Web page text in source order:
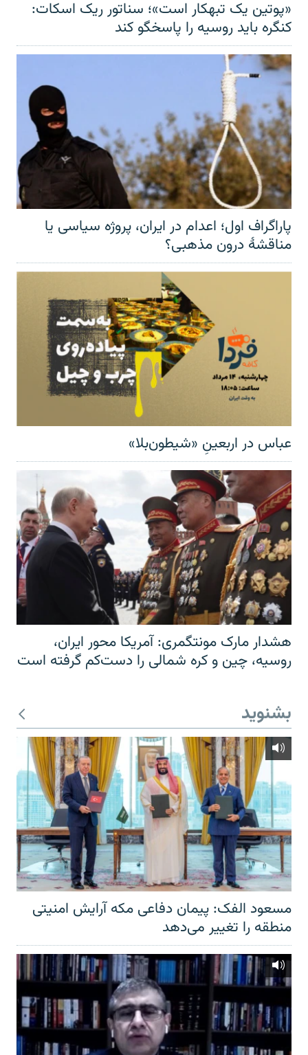
«پوتین یک تبهکار است»؛ سناتور ریک اسکات:
کنگره باید روسیه را پاسخگو کند
پاراگراف اول؛ اعدام در ایران، پروژه سیاسی یا
مناقشهٔ درون مذهبی؟
عباس در اربعینِ «شیطون‌بلا»
هشدار مارک مونتگمری: آمریکا محور ایران،
روسیه، چین و کره شمالی را دست‌کم گرفته است
بشنوید
مسعود الفک: پیمان دفاعی مکه آرایش امنیتی
منطقه را تغییر می‌دهد